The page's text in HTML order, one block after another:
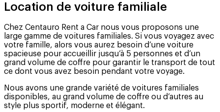
Location de voiture familiale
Chez Centauro Rent a Car nous vous proposons une
large gamme de voitures familiales. Si vous voyagez avec
votre famille, alors vous aurez besoin d’une voiture
spacieuse pour accueillir jusqu’à 5 personnes et d’un
grand volume de coffre pour garantir le transport de tout
ce dont vous avez besoin pendant votre voyage.
Nous avons une grande variété de voitures familiales
disponibles, au grand volume de coffre ou d’autres au
style plus sportif, moderne et élégant.